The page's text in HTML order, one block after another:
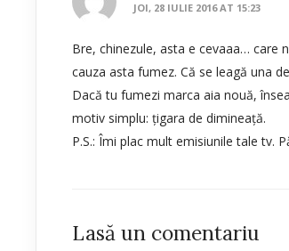
JOI, 28 IULIE 2016 AT 15:23
Bre, chinezule, asta e cevaaa… care
cauza asta fumez. Că se leagă una
Dacă tu fumezi marca aia nouă,
motiv simplu: țigara de dimineață.
P.S.: Îmi plac mult emisiunile tale tv.
Lasă un comentariu